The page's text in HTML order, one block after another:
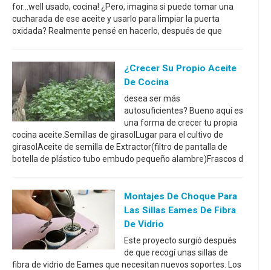
for...well usado, cocina! ¿Pero, imagina si puede tomar una
cucharada de ese aceite y usarlo para limpiar la puerta
oxidada? Realmente pensé en hacerlo, después de que
¿Crecer Su Propio Aceite
De Cocina
desea ser más
autosuficientes? Bueno aquí es
una forma de crecer tu propia
cocina aceite.Semillas de girasolLugar para el cultivo de
girasolAceite de semilla de Extractor(filtro de pantalla de
botella de plástico tubo embudo pequeño alambre)Frascos d
Montajes De Choque Para
Las Sillas Eames De Fibra
De Vidrio
Este proyecto surgió después
de que recogí unas sillas de
fibra de vidrio de Eames que necesitan nuevos soportes. Los